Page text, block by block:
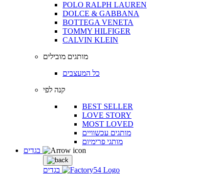
POLO RALPH LAUREN
DOLCE & GABBANA
BOTTEGA VENETA
TOMMY HILFIGER
CALVIN KLEIN
מותגים מובילים
כל המעצבים
קנה לפי
BEST SELLER
LOVE STORY
MOST LOVED
מותגים עכשוויים
מותגי פרימיום
בגדים